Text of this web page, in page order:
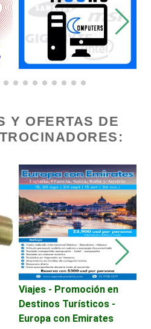
Y OFERTAS DE
Viajes - Promoción en
Destinos Turísticos -
Europa con Emirates